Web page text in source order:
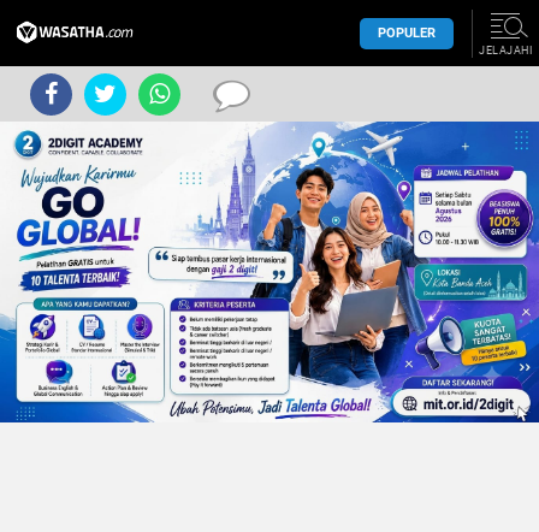
POPULER
JELAJAHI